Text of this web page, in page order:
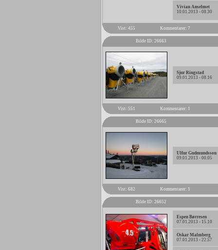
Vivian Anselmet
10.01.2013 - 08.30
Vist: 455 Kommentarer: 7
Bilde ID: 26663
Sjur Ringstad
09.01.2013 - 08.16
Vist: 551 Kommentarer: 1
Bilde ID: 26665
Ulfur Gudmundsson
09.01.2013 - 00.05
Vist: 682 Kommentarer: 1
Bilde ID: 26652
Espen Børresen
07.01.2013 - 15.10
Oskar Malmberg
07.01.2013 - 22.57